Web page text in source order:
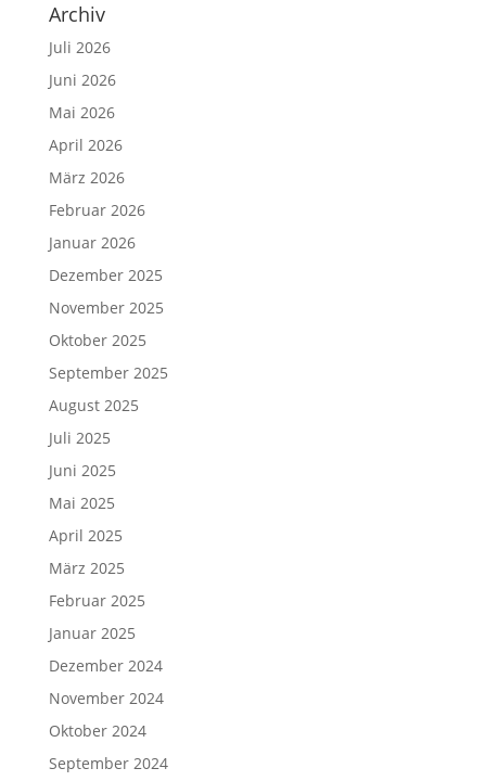
Archiv
Juli 2026
Juni 2026
Mai 2026
April 2026
März 2026
Februar 2026
Januar 2026
Dezember 2025
November 2025
Oktober 2025
September 2025
August 2025
Juli 2025
Juni 2025
Mai 2025
April 2025
März 2025
Februar 2025
Januar 2025
Dezember 2024
November 2024
Oktober 2024
September 2024